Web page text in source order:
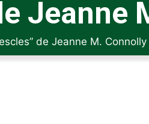
Jeanne
de Jeanne M. Connolly